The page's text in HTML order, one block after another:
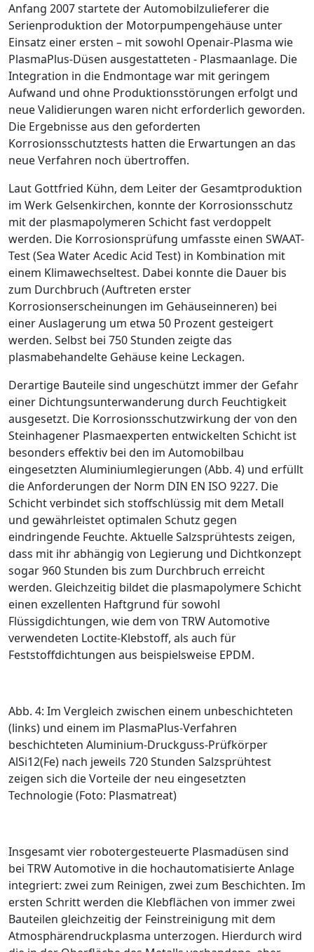
Anfang 2007 startete der Automobilzulieferer die
Serienproduktion der Motorpumpengehäuse unter
Einsatz einer ersten – mit sowohl Openair-Plasma wie
PlasmaPlus-Düsen ausgestatteten - Plasmaanlage. Die
Inte­gration in die Endmontage war mit geringem
Aufwand und ohne Produktionsstörungen erfolgt und
neue Validierungen waren nicht erforderlich geworden.
Die Ergebnisse aus den geforderten
Korrosionsschutztests hatten die Erwartungen an das
neue Verfahren noch übertroffen.
Laut Gottfried Kühn, dem Leiter der Gesamtproduktion
im Werk Gelsenkirchen, konnte der Korrosionsschutz
mit der plasmapoly­meren Schicht fast verdoppelt
werden. Die Korrosionsprüfung umfasste einen SWAAT-
Test (Sea Water Acedic Acid Test) in Kombination mit
einem Klimawechseltest. Dabei konnte die Dauer bis
zum Durchbruch (Auftreten erster
Korrosionserscheinungen im Gehäuseinneren) bei
einer Auslagerung um etwa 50 Prozent gesteigert
werden. Selbst bei 750 Stunden zeigte das
plasmabehandelte Gehäuse keine Leckagen.
Derartige Bauteile sind ungeschützt immer der Gefahr
einer Dichtungsunterwanderung durch Feuchtigkeit
ausgesetzt. Die Korrosionsschutzwirkung der von den
Steinhagener Plasmaexperten entwickelten Schicht ist
besonders effektiv bei den im Automobilbau
eingesetzten Aluminiumlegierungen (Abb. 4) und erfüllt
die Anforderungen der Norm DIN EN ISO 9227. Die
Schicht verbindet sich stoffschlüssig mit dem Metall
und gewährleistet optimalen Schutz gegen
eindringende Feuchte. Aktuelle Salzsprühtests zeigen,
dass mit ihr abhängig von Legierung und Dichtkonzept
sogar 960 Stunden bis zum Durchbruch erreicht
werden. Gleichzeitig bildet die plasmapolymere Schicht
einen exzellenten Haftgrund für sowohl
Flüssigdichtungen, wiedem von TRW Automotive
verwendeten Loctite-Klebstoff, als auch für
Feststoffdichtungen aus beispielsweise EPDM.
Abb. 4: Im Vergleich zwischen einem unbeschichteten
(links) und einem im Plasma­Plus-Verfahren
beschichteten Aluminium-Druckguss-Prüfkörper
AlSi12(Fe) nach jeweils 720 Stunden Salzsprühtest
zeigen sich die Vorteile der neu eingesetzten
Technologie (Foto: Plasmatreat)
Insgesamt vier robotergesteuerte Plasmadüsen sind
bei TRW Automotive in die hochautomatisierte Anlage
integriert: zwei zum Reinigen, zwei zum Beschichten. Im
­ersten Schritt werden die Klebflächen von immer zwei
Bauteilen gleichzeitig der Feinstreinigung mit dem
Atmosphärendruckplasma unterzogen. Hierdurch wird